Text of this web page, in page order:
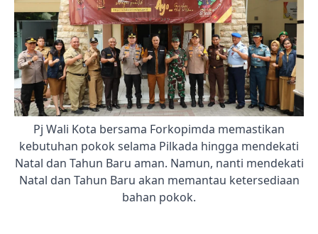
Pj Wali Kota bersama Forkopimda memastikan
kebutuhan pokok selama Pilkada hingga mendekati
Natal dan Tahun Baru aman. Namun, nanti mendekati
Natal dan Tahun Baru akan memantau ketersediaan
bahan pokok.